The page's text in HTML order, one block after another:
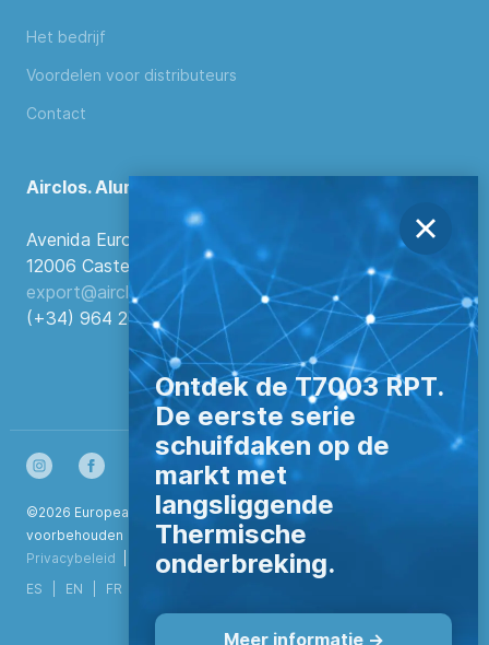
Het bedrijf
Voordelen voor distributeurs
Contact
Airclos. Aluminium Systems
Avenida Europa, 103
12006 Castellón de la Plana, Spanje.
export@airclos.com
(+34) 964 260 849
©2026 European Aluminium Systems S.L. Alle rechten
voorbehouden
Privacybeleid
Configurar cookies
ES
EN FR
Ontdek de T7003 RPT.
De eerste serie
schuifdaken op de
markt met
langsliggende
Thermische
onderbreking.
Meer informatie ->